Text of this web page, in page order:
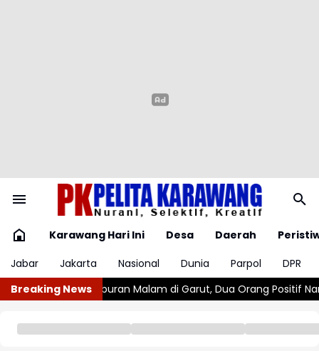
Karawang Hari Ini Desa Daerah
Jabar
Jakarta Nasional Dunia Parpol
DPR
Breaking News
Dua Orang Positif Narkoba Kemudikan Kendaraannya